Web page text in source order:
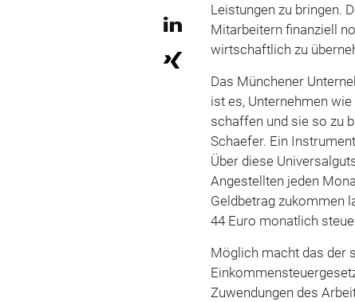
Leistungen zu bringen.
Mitarbeitern finanziell
wirtschaftlich zu
Das Münchener
ist es, Unternehmen
schaffen und sie so zu
Schaefer. Ein
Über diese
Angestellten jeden
Geldbetrag zukommen
44 Euro monatlich
Möglich macht das der
Zuwendungen des